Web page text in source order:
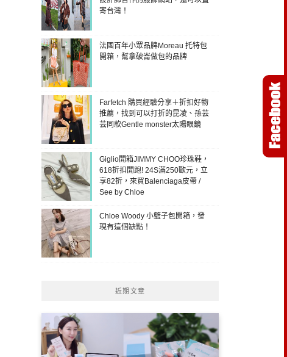
寄台灣！
法國百年小眾品牌Moreau 托特包
開箱，幫拿破崙做包的品牌
Farfetch 購買經驗分享＋折扣好物
推薦，找到可以打折的昆凌、孫芸
芸同款Gentle monster太陽眼鏡
Giglio開箱JIMMY CHOO珍珠鞋，
618折扣開跑! 24S滿250歐元，立
享82折，來買Balenciaga皮帶 /
See by Chloe
Chloe Woody 小籃子包開箱，發
現有這個缺點！
近期文章